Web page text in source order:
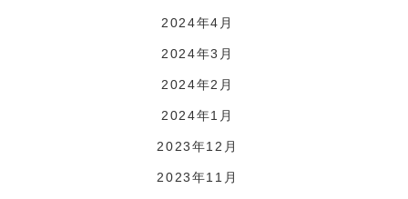
2024年4月
2024年3月
2024年2月
2024年1月
2023年12月
2023年11月